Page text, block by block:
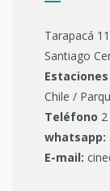
Tarapacá
Santiago
Chile /
Teléfono
whatsapp:
E-mail: